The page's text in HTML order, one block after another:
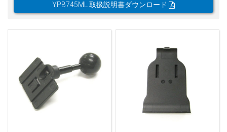
WEB限定モデル
ダイレクト
アイテム一覧 バーチャルストア
アウトレット
駐車監視機能 標準搭載
ユピテル公式サイトはこちら
scroll
お役立ち情報・トピックス
お問い合わせ
各種お問い合わせはこちら
YPB745ML 取扱説明書ダウンロード